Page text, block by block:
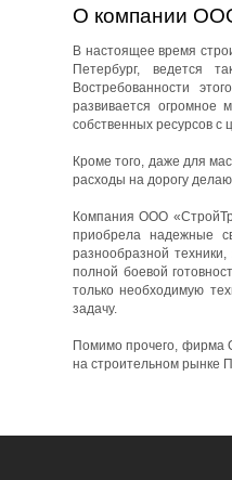
О компании
В настоящее время
Петербург, ведется
Востребованности
развивается огромное
собственных ресурсов с
Кроме того, даже для
расходы на дорогу
Компания ООО
приобрела надежные
разнообразной
полной боевой
только необходимую
задачу.
Помимо прочего, фирма
на строительном рынке